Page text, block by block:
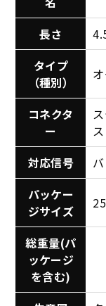
長さ
タイプ
（種別）
コネクタ
ー
ス
対応信号
パッケー
ジサイズ
総重量(パ
ッケージ
を含む)